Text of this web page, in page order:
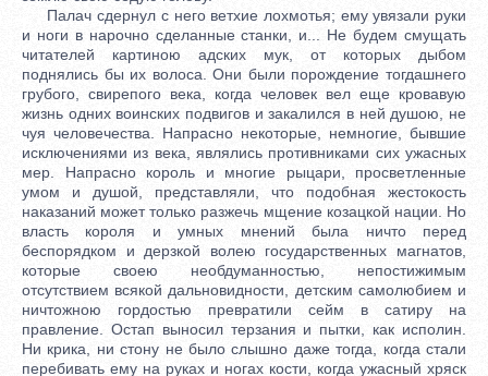
Палач сдернул с него ветхие лохмотья; ему увязали руки
и ноги в нарочно сделанные станки, и... Не будем смущать
читателей картиною адских мук, от которых дыбом
поднялись бы их волоса. Они были порождение тогдашнего
грубого, свирепого века, когда человек вел еще кровавую
жизнь одних воинских подвигов и закалился в ней душою, не
чуя человечества. Напрасно некоторые, немногие, бывшие
исключениями из века, являлись противниками сих ужасных
мер. Напрасно король и многие рыцари, просветленные
умом и душой, представляли, что подобная жестокость
наказаний может только разжечь мщение козацкой нации. Но
власть короля и умных мнений была ничто перед
беспорядком и дерзкой волею государственных магнатов,
которые своею необдуманностью, непостижимым
отсутствием всякой дальновидности, детским самолюбием и
ничтожною гордостью превратили сейм в сатиру на
правление. Остап выносил терзания и пытки, как исполин.
Ни крика, ни стону не было слышно даже тогда, когда стали
перебивать ему на руках и ногах кости, когда ужасный хряск